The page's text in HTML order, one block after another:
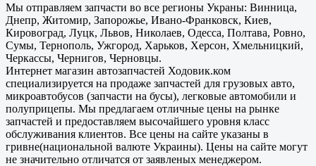
Мы отправляем запчасти во все регионы Украны: Винница,
Днепр, Житомир, Запорожье, Ивано-Франковск, Киев,
Кировоград, Луцк, Львов, Николаев, Одесса, Полтава, Ровно,
Сумы, Тернополь, Ужгород, Харьков, Херсон, Хмельницкий,
Черкассы, Чернигов, Черновцы.
Интернет магазин автозапчастей Ходовик.ком
специализируется на продаже запчастей для грузовых авто,
микроавтобусов (запчасти на бусы), легковые автомобили и
полуприцепы. Мы предлагаем отличные цены на рынке
запчастей и предоставляем высочайшего уровня класс
обслуживания клиентов. Все цены на сайте указаны в
гривне(национальной валюте Украины). Цены на сайте могут
не значительно отличатся от заявленых менеджером.